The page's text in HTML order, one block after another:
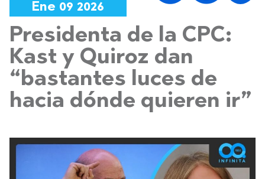
Ene 09 2026
Presidenta de la CPC:
Kast y Quiroz dan
“bastantes luces de
hacia dónde quieren ir”